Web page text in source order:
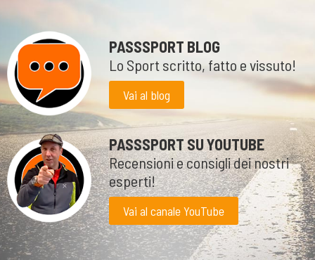
PASSSPORT BLOG
Lo Sport scritto, fatto e vissuto!
Vai al blog
PASSSPORT SU YOUTUBE
Recensioni e consigli dei nostri
esperti!
Vai al canale YouTube